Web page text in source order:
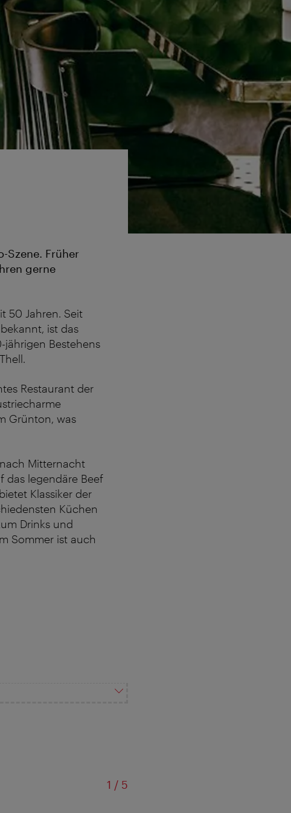
Szene. Früher
gerne
50 Jahren. Seit
ist das
jährigen Bestehens
Restaurant der
Grünton, was
Mitternacht
das legendäre Beef
Klassiker der
Küchen
Drinks und
Sommer ist auch
1 /von
5